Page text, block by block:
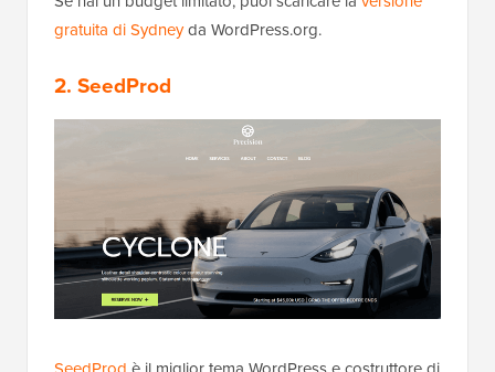
gratuita di Sydneyda WordPress.org.
2. SeedProd